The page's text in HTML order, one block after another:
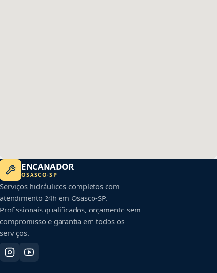
ENCANADOR
OSASCO-SP
Serviços hidráulicos completos com
atendimento 24h em Osasco-SP.
Profissionais qualificados, orçamento sem
compromisso e garantia em todos os
serviços.